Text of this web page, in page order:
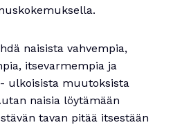
naisista vahvempia,
itsevarmempia ja
ulkoisista muutoksista
naisia löytämään
tavan pitää itsestään